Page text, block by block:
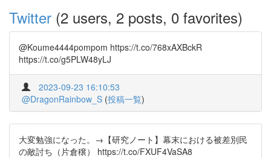
Twitter (2 users, 2 posts, 0 favorites)
@Koume4444pompom https://t.co/768xAXBckR
https://t.co/g5PLW48yLJ
2023-09-23 16:10:53
@DragonRainbow_S (投稿一覧)
大変勉強になった。→【研究ノート】幕末における被差別民
の敵討ち（片倉穣） https://t.co/FXUF4VaSA8